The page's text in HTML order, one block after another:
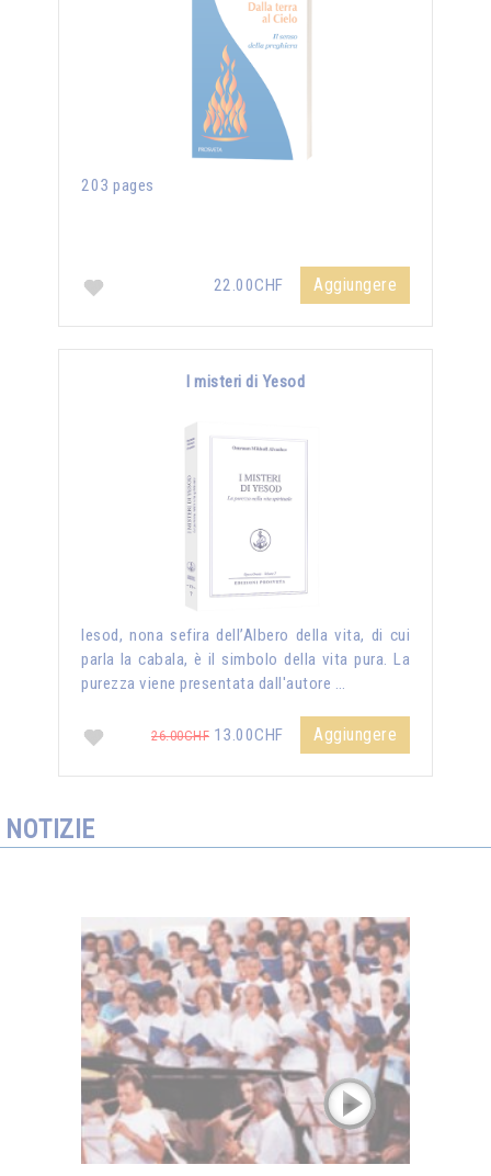
203 pages
22.00CHF Aggiungere
I misteri di Yesod
Iesod, nona sefira dell’Albero della vita, di cui
parla la cabala, è il simbolo della vita pura. La
purezza viene presentata dall'autore …
26.00CHF 13.00CHF Aggiungere
NOTIZIE